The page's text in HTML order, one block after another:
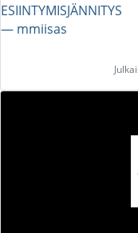
ESIINTYMISJÄNNITYS
― mmiisas